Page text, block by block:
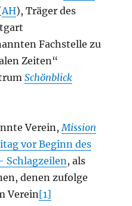
AH), Träger des
Fachstelle zu
Zeiten“
Schönblick
Verein, Mission
vor Beginn des
Schlagzeilen , als
denen zufolge
Verein[1]